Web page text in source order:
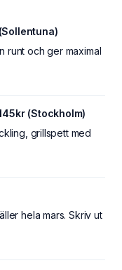
runt och ger maximal
(Stockholm)
grillspett med
hela mars. Skriv ut